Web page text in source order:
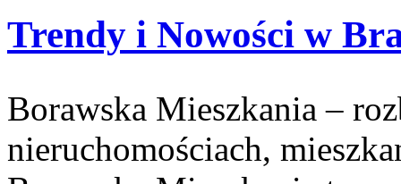
Trendy i Nowości w
Borawska Mieszkania –
nieruchomościach,